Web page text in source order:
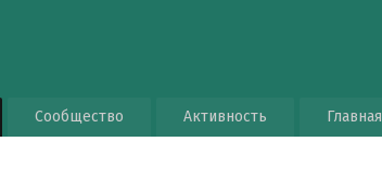
Сообщество Активность Главная